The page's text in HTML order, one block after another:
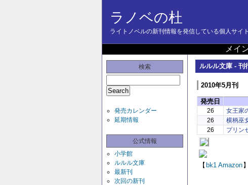
ラノベの杜
ライトノベルの新刊情報を発信している個人サイ
メイ
検索
発売カレンダー
延期情報
公式情報
小学館
ルルル文庫
最新刊
次回の新刊
ルルル文庫 - 刊
2010年5月刊
発売日
26 女王家
26
横柄巫
26
プリン
【 bk1 Amazon 】